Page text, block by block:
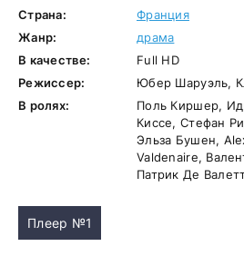
Страна:
Франция
Жанр:
драма
В качестве:
Full HD
Режиссер:
Юбер Шаруэль,
В ролях:
Поль Киршер,
Киссе, Стефан
Эльза Бушен,
Valdenaire,
Патрик Де
Плеер №1